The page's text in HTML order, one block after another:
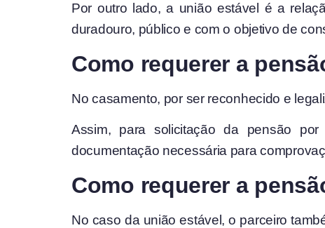
Por outro lado, a união estável é a
duradouro, público e com o objetivo de
Como requerer a
No casamento, por ser reconhecido e
Assim, para solicitação da pensão
documentação necessária para
Como requerer a
No caso da união estável, o parceiro